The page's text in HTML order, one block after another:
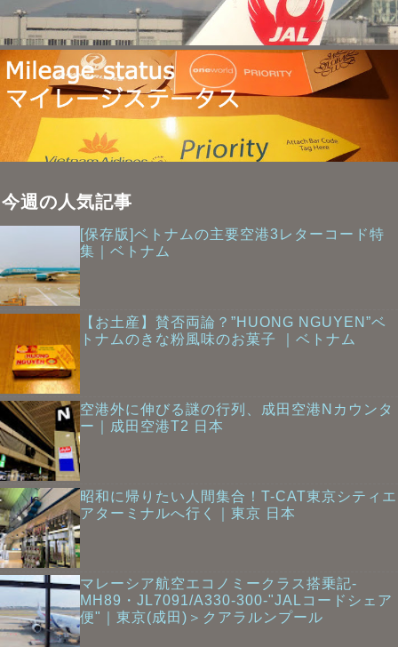
今週の人気記事
[保存版]ベトナムの主要空港3レターコード特
集｜ベトナム
【お土産】賛否両論？”HUONG NGUYEN”ベ
トナムのきな粉風味のお菓子 ｜ベトナム
空港外に伸びる謎の行列、成田空港Nカウンタ
ー｜成田空港T2 日本
昭和に帰りたい人間集合！T-CAT東京シティエ
アターミナルへ行く｜東京 日本
マレーシア航空エコノミークラス搭乗記-
MH89・JL7091/A330-300-"JALコードシェア
便"｜東京(成田)＞クアラルンプール